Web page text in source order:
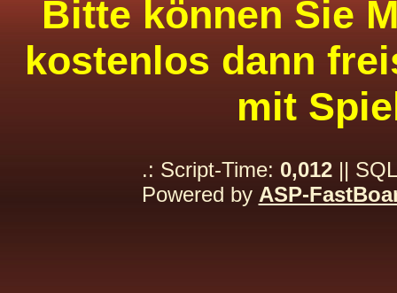
Bitte können Sie
kostenlos dann
mit
.: Script-Time: 0,012||
Powered by ASP-